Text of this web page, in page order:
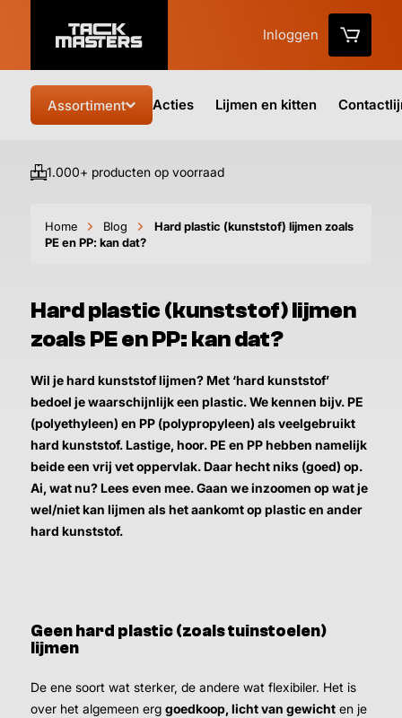
Inloggen
Assortiment Acties Lijmen en kitten
1.000+ producten op voorraad
Home Blog
Hard plastic (kunststof) lijmen zoals
PE en PP: kan dat?
Hard plastic (kunststof) lijmen
zoals PE en PP: kan dat?
Wil je hard kunststof lijmen? Met ‘hard kunststof’
bedoel je waarschijnlijk een plastic. We kennen bijv. PE
(polyethyleen) en PP (polypropyleen) als veelgebruikt
hard kunststof. Lastige, hoor. PE en PP hebben namelijk
beide een vrij vet oppervlak. Daar hecht niks (goed) op.
Ai, wat nu? Lees even mee. Gaan we inzoomen op wat je
wel/niet kan lijmen als het aankomt op plastic en ander
hard kunststof.
Geen hard plastic (zoals tuinstoelen)
lijmen
De ene soort wat sterker, de andere wat flexibiler. Het is
over het algemeen erg goedkoop, licht van gewicht en je